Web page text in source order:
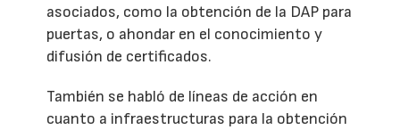
asociados, como la obtención de la DAP para
puertas, o ahondar en el conocimiento y
difusión de certificados.
También se habló de líneas de acción en
cuanto a infraestructuras para la obtención